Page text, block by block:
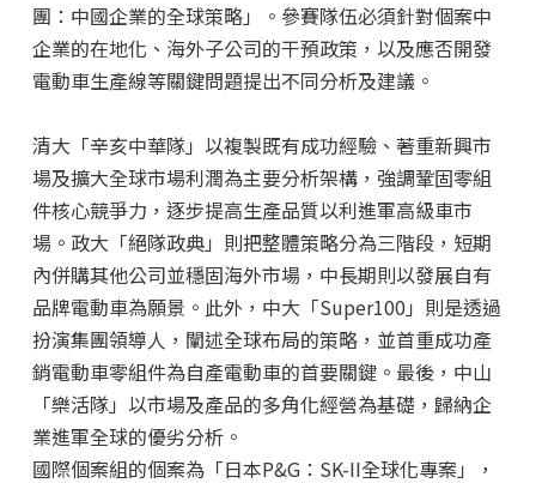
團：中國企業的全球策略」。參賽隊伍必須針對個案中
企業的在地化、海外子公司的干預政策，以及應否開發
電動車生產線等關鍵問題提出不同分析及建議。
清大「辛亥中華隊」以複製既有成功經驗、著重新興市
場及擴大全球市場利潤為主要分析架構，強調鞏固零組
件核心競爭力，逐步提高生產品質以利進軍高級車市
場。政大「絕隊政典」則把整體策略分為三階段，短期
內併購其他公司並穩固海外市場，中長期則以發展自有
品牌電動車為願景。此外，中大「Super100」則是透過
扮演集團領導人，闡述全球布局的策略，並首重成功產
銷電動車零組件為自產電動車的首要關鍵。最後，中山
「樂活隊」以市場及產品的多角化經營為基礎，歸納企
業進軍全球的優劣分析。
國際個案組的個案為「日本P&G：SK-II全球化專案」，